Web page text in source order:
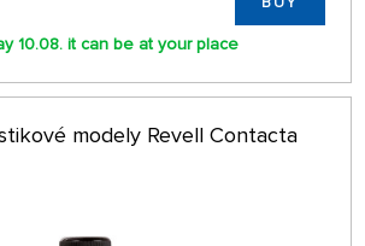
10.08. it can be at your place
modely Revell Contacta